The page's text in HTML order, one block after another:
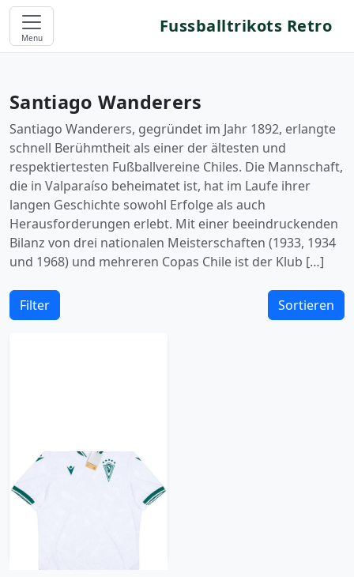
Menu
Fussballtrikots Retro
Santiago Wanderers
Santiago Wanderers, gegründet im Jahr 1892, erlangte
schnell Berühmtheit als einer der ältesten und
respektiertesten Fußballvereine Chiles. Die Mannschaft,
die in Valparaíso beheimatet ist, hat im Laufe ihrer
langen Geschichte sowohl Erfolge als auch
Herausforderungen erlebt. Mit einer beeindruckenden
Bilanz von drei nationalen Meisterschaften (1933, 1934
und 1968) und mehreren Copas Chile ist der Klub […]
Filter Sortieren
2024-25 Santiago
Wanderers Away Shirt